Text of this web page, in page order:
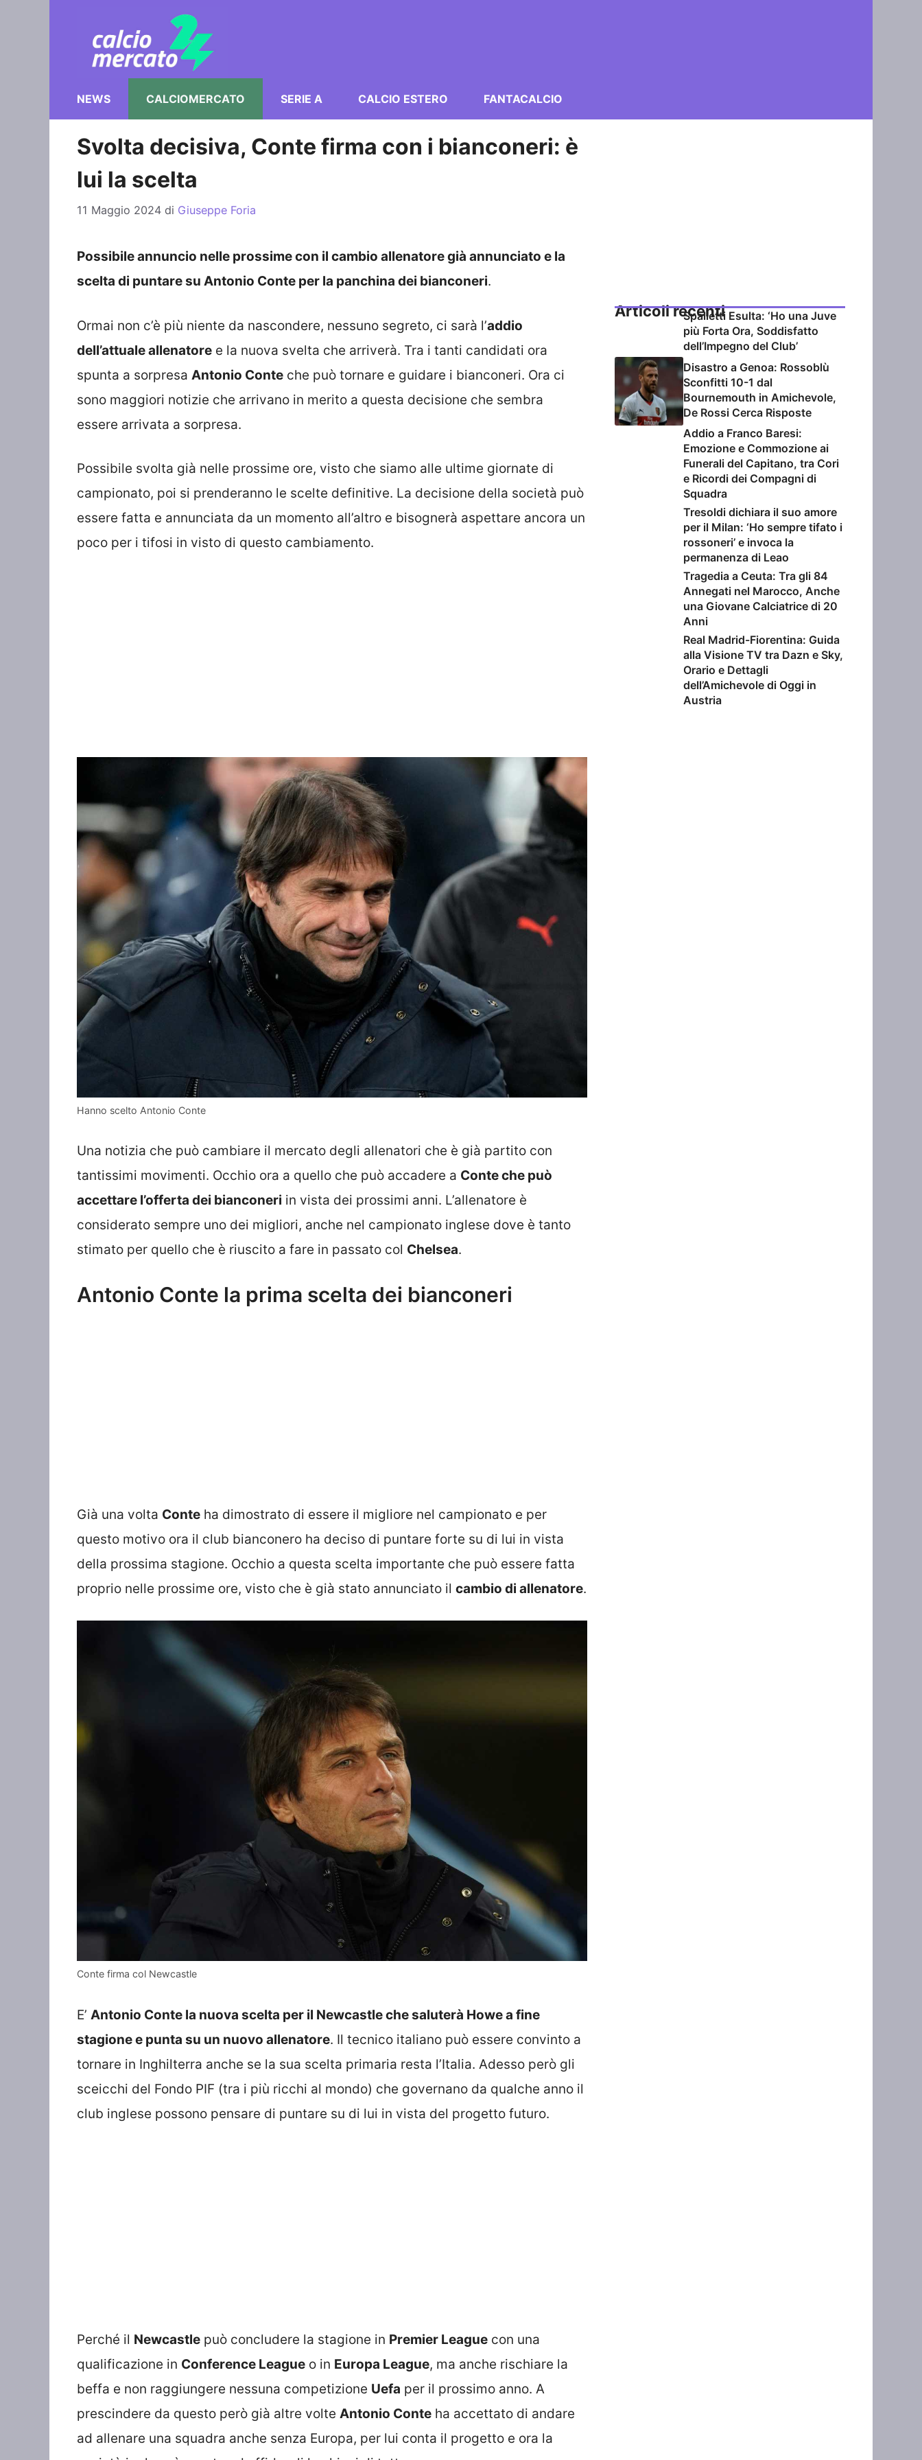
NEWS CALCIOMERCATO SERIE A CALCIO ESTERO FANTACALCIO
Svolta decisiva, Conte firma con i bianconeri: è
lui la scelta
11 Maggio 2024 di Giuseppe Foria
Possibile annuncio nelle prossime con il cambio allenatore già annunciato e la
scelta di puntare su Antonio Conte per la panchina dei bianconeri.
Ormai non c’è più niente da nascondere, nessuno segreto, ci sarà l’addio
dell’attuale allenatore e la nuova svelta che arriverà. Tra i tanti candidati ora
spunta a sorpresa Antonio Conte che può tornare e guidare i bianconeri. Ora ci
sono maggiori notizie che arrivano in merito a questa decisione che sembra
essere arrivata a sorpresa.
Possibile svolta già nelle prossime ore, visto che siamo alle ultime giornate di
campionato, poi si prenderanno le scelte definitive. La decisione della società può
essere fatta e annunciata da un momento all’altro e bisognerà aspettare ancora un
poco per i tifosi in visto di questo cambiamento.
Hanno scelto Antonio Conte
Una notizia che può cambiare il mercato degli allenatori che è già partito con
tantissimi movimenti. Occhio ora a quello che può accadere a Conte che può
accettare l’offerta dei bianconeri in vista dei prossimi anni. L’allenatore è
considerato sempre uno dei migliori, anche nel campionato inglese dove è tanto
stimato per quello che è riuscito a fare in passato col Chelsea.
Antonio Conte la prima scelta dei bianconeri
Già una volta Conte ha dimostrato di essere il migliore nel campionato e per
questo motivo ora il club bianconero ha deciso di puntare forte su di lui in vista
della prossima stagione. Occhio a questa scelta importante che può essere fatta
proprio nelle prossime ore, visto che è già stato annunciato il cambio di allenatore.
Conte firma col Newcastle
E’ Antonio Conte la nuova scelta per il Newcastle che saluterà Howe a fine
stagione e punta su un nuovo allenatore. Il tecnico italiano può essere convinto a
tornare in Inghilterra anche se la sua scelta primaria resta l’Italia. Adesso però gli
sceicchi del Fondo PIF (tra i più ricchi al mondo) che governano da qualche anno il
club inglese possono pensare di puntare su di lui in vista del progetto futuro.
Perché il Newcastle può concludere la stagione in Premier League con una
qualificazione in Conference League o in Europa League, ma anche rischiare la
beffa e non raggiungere nessuna competizione Uefa per il prossimo anno. A
prescindere da questo però già altre volte Antonio Conte ha accettato di andare
ad allenare una squadra anche senza Europa, per lui conta il progetto e ora la
Articoli recentiSpalletti Esulta: ‘Ho una Juve
più Forta Ora, Soddisfatto
dell’Impegno del Club’
Disastro a Genoa: Rossoblù
Sconfitti 10-1 dal
Bournemouth in Amichevole,
De Rossi Cerca Risposte
Addio a Franco Baresi:
Emozione e Commozione ai
Funerali del Capitano, tra Cori
e Ricordi dei Compagni di
Squadra
Tresoldi dichiara il suo amore
per il Milan: ‘Ho sempre tifato i
rossoneri’ e invoca la
permanenza di Leao
Tragedia a Ceuta: Tra gli 84
Annegati nel Marocco, Anche
una Giovane Calciatrice di 20
Anni
Real Madrid-Fiorentina: Guida
alla Visione TV tra Dazn e Sky,
Orario e Dettagli
dell’Amichevole di Oggi in
Austria